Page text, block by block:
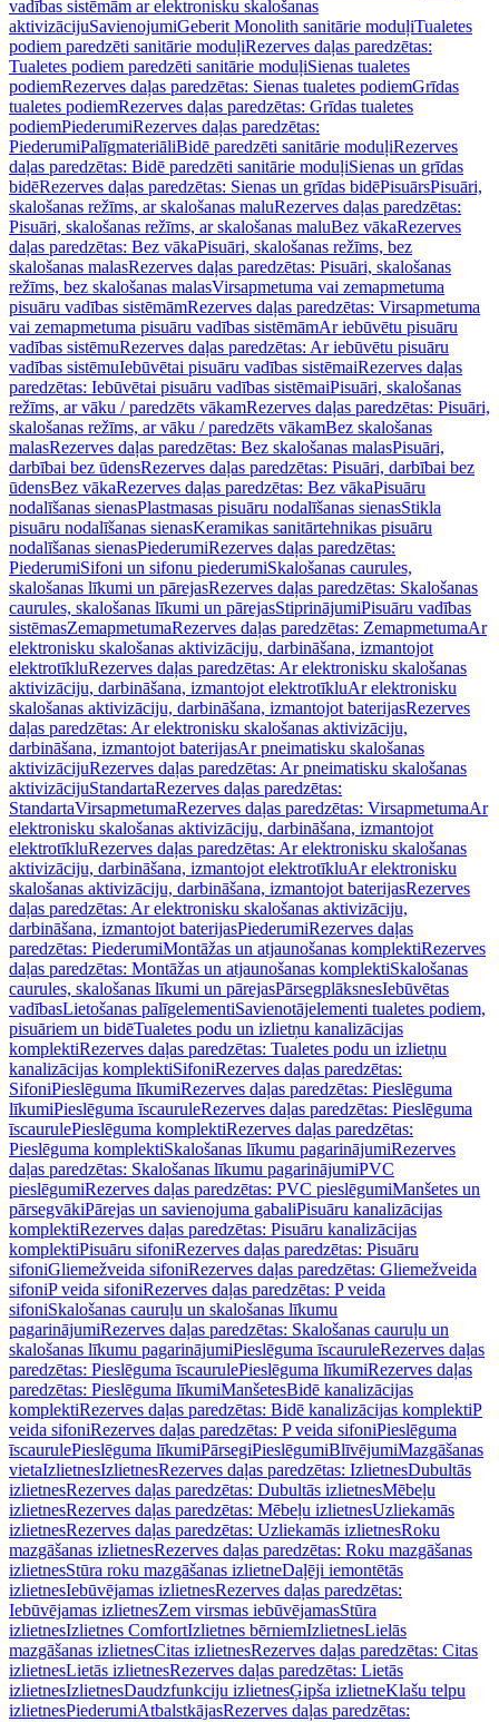
vadības sistēmām ar elektronisku skalošanas
aktivizācijuSavienojumiGeberit Monolith sanitārie moduļiTualetes
podiem paredzēti sanitārie moduļiRezerves daļas paredzētas:
Tualetes podiem paredzēti sanitārie moduļiSienas tualetes
podiemRezerves daļas paredzētas: Sienas tualetes podiemGrīdas
tualetes podiemRezerves daļas paredzētas: Grīdas tualetes
podiemPiederumiRezerves daļas paredzētas:
PiederumiPalīgmateriāliBidē paredzēti sanitārie moduļiRezerves
daļas paredzētas: Bidē paredzēti sanitārie moduļiSienas un grīdas
bidēRezerves daļas paredzētas: Sienas un grīdas bidēPisuārsPisuāri,
skalošanas režīms, ar skalošanas maluRezerves daļas paredzētas:
Pisuāri, skalošanas režīms, ar skalošanas maluBez vākaRezerves
daļas paredzētas: Bez vākaPisuāri, skalošanas režīms, bez
skalošanas malasRezerves daļas paredzētas: Pisuāri, skalošanas
režīms, bez skalošanas malasVirsapmetuma vai zemapmetuma
pisuāru vadības sistēmāmRezerves daļas paredzētas: Virsapmetuma
vai zemapmetuma pisuāru vadības sistēmāmAr iebūvētu pisuāru
vadības sistēmuRezerves daļas paredzētas: Ar iebūvētu pisuāru
vadības sistēmuIebūvētai pisuāru vadības sistēmaiRezerves daļas
paredzētas: Iebūvētai pisuāru vadības sistēmaiPisuāri, skalošanas
režīms, ar vāku / paredzēts vākamRezerves daļas paredzētas: Pisuāri,
skalošanas režīms, ar vāku / paredzēts vākamBez skalošanas
malasRezerves daļas paredzētas: Bez skalošanas malasPisuāri,
darbībai bez ūdensRezerves daļas paredzētas: Pisuāri, darbībai bez
ūdensBez vākaRezerves daļas paredzētas: Bez vākaPisuāru
nodalīšanas sienasPlastmasas pisuāru nodalīšanas sienasStikla
pisuāru nodalīšanas sienasKeramikas sanitārtehnikas pisuāru
nodalīšanas sienasPiederumiRezerves daļas paredzētas:
PiederumiSifoni un sifonu piederumiSkalošanas caurules,
skalošanas līkumi un pārejasRezerves daļas paredzētas: Skalošanas
caurules, skalošanas līkumi un pārejasStiprinājumiPisuāru vadības
sistēmasZemapmetumaRezerves daļas paredzētas: ZemapmetumaAr
elektronisku skalošanas aktivizāciju, darbināšana, izmantojot
elektrotīkluRezerves daļas paredzētas: Ar elektronisku skalošanas
aktivizāciju, darbināšana, izmantojot elektrotīkluAr elektronisku
skalošanas aktivizāciju, darbināšana, izmantojot baterijasRezerves
daļas paredzētas: Ar elektronisku skalošanas aktivizāciju,
darbināšana, izmantojot baterijasAr pneimatisku skalošanas
aktivizācijuRezerves daļas paredzētas: Ar pneimatisku skalošanas
aktivizācijuStandartaRezerves daļas paredzētas:
StandartaVirsapmetumaRezerves daļas paredzētas: VirsapmetumaAr
elektronisku skalošanas aktivizāciju, darbināšana, izmantojot
elektrotīkluRezerves daļas paredzētas: Ar elektronisku skalošanas
aktivizāciju, darbināšana, izmantojot elektrotīkluAr elektronisku
skalošanas aktivizāciju, darbināšana, izmantojot baterijasRezerves
daļas paredzētas: Ar elektronisku skalošanas aktivizāciju,
darbināšana, izmantojot baterijasPiederumiRezerves daļas
paredzētas: PiederumiMontāžas un atjaunošanas komplektiRezerves
daļas paredzētas: Montāžas un atjaunošanas komplektiSkalošanas
caurules, skalošanas līkumi un pārejasPārsegplāksnesIebūvētas
vadībasLietošanas palīgelementiSavienotājelementi tualetes podiem,
pisuāriem un bidēTualetes podu un izlietņu kanalizācijas
komplektiRezerves daļas paredzētas: Tualetes podu un izlietņu
kanalizācijas komplektiSifoniRezerves daļas paredzētas:
SifoniPieslēguma līkumiRezerves daļas paredzētas: Pieslēguma
līkumiPieslēguma īscauruleRezerves daļas paredzētas: Pieslēguma
īscaurulePieslēguma komplektiRezerves daļas paredzētas:
Pieslēguma komplektiSkalošanas līkumu pagarinājumiRezerves
daļas paredzētas: Skalošanas līkumu pagarinājumiPVC
pieslēgumiRezerves daļas paredzētas: PVC pieslēgumiManšetes un
pārsegvākiPārejas un savienojuma gabaliPisuāru kanalizācijas
komplektiRezerves daļas paredzētas: Pisuāru kanalizācijas
komplektiPisuāru sifoniRezerves daļas paredzētas: Pisuāru
sifoniGliemežveida sifoniRezerves daļas paredzētas: Gliemežveida
sifoniP veida sifoniRezerves daļas paredzētas: P veida
sifoniSkalošanas cauruļu un skalošanas līkumu
pagarinājumiRezerves daļas paredzētas: Skalošanas cauruļu un
skalošanas līkumu pagarinājumiPieslēguma īscauruleRezerves daļas
paredzētas: Pieslēguma īscaurulePieslēguma līkumiRezerves daļas
paredzētas: Pieslēguma līkumiManšetesBidē kanalizācijas
komplektiRezerves daļas paredzētas: Bidē kanalizācijas komplektiP
veida sifoniRezerves daļas paredzētas: P veida sifoniPieslēguma
īscaurulePieslēguma līkumiPārsegiPieslēgumiBlīvējumiMazgāšanas
vietaIzlietnesIzlietnesRezerves daļas paredzētas: IzlietnesDubultās
izlietnesRezerves daļas paredzētas: Dubultās izlietnesMēbeļu
izlietnesRezerves daļas paredzētas: Mēbeļu izlietnesUzliekamās
izlietnesRezerves daļas paredzētas: Uzliekamās izlietnesRoku
mazgāšanas izlietnesRezerves daļas paredzētas: Roku mazgāšanas
izlietnesStūra roku mazgāšanas izlietneDaļēji iemontētās
izlietnesIebūvējamas izlietnesRezerves daļas paredzētas:
Iebūvējamas izlietnesZem virsmas iebūvējamasStūra
izlietnesIzlietnes ComfortIzlietnes bērniemIzlietnesLielās
mazgāšanas izlietnesCitas izlietnesRezerves daļas paredzētas: Citas
izlietnesLietās izlietnesRezerves daļas paredzētas: Lietās
izlietnesIzlietnesDaudzfunkciju izlietnesĢipša izlietneKlašu telpu
izlietnesPiederumiAtbalstkājasRezerves daļas paredzētas: